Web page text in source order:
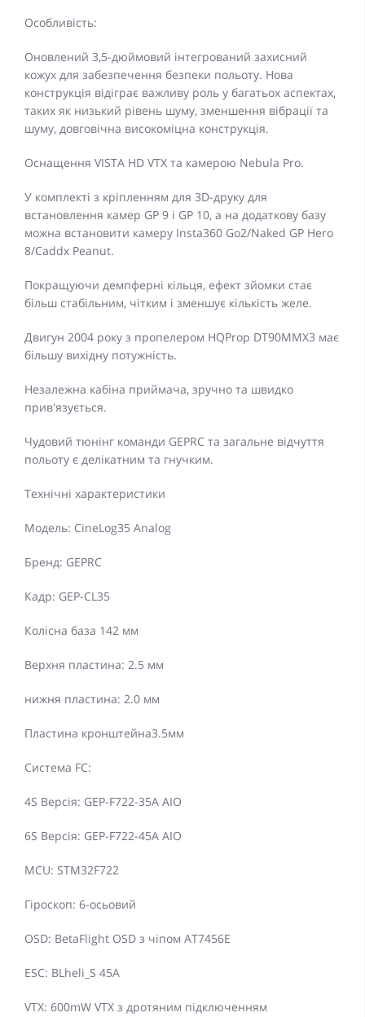
Особливість:
Оновлений 3,5-дюймовий інтегрований захисний
кожух для забезпечення безпеки польоту. Нова
конструкція відіграє важливу роль у багатьох аспектах,
таких як низький рівень шуму, зменшення вібрації та
шуму, довговічна високоміцна конструкція.
Оснащення VISTA HD VTX та камерою Nebula Pro.
У комплекті з кріпленням для 3D-друку для
встановлення камер GP 9 і GP 10, а на додаткову базу
можна встановити камеру Insta360 Go2/Naked GP Hero
8/Caddx Peanut.
Покращуючи демпферні кільця, ефект зйомки стає
більш стабільним, чітким і зменшує кількість желе.
Двигун 2004 року з пропелером HQProp DT90MMX3 має
більшу вихідну потужність.
Незалежна кабіна приймача, зручно та швидко
прив'язується.
Чудовий тюнінг команди GEPRC та загальне відчуття
польоту є делікатним та гнучким.
Технічні характеристики
Модель: CineLog35 Analog
Бренд: GEPRC
Кадр: GEP-CL35
Колісна база 142 мм
Верхня пластина: 2.5 мм
нижня пластина: 2.0 мм
Пластина кронштейна3.5мм
Система FC:
4S Версія: GEP-F722-35A AIO
6S Версія: GEP-F722-45A AIO
MCU: STM32F722
Гіроскоп: 6-осьовий
OSD: BetaFlight OSD з чіпом AT7456E
ESC: BLheli_S 45A
VTX: 600mW VTX з дротяним підключенням